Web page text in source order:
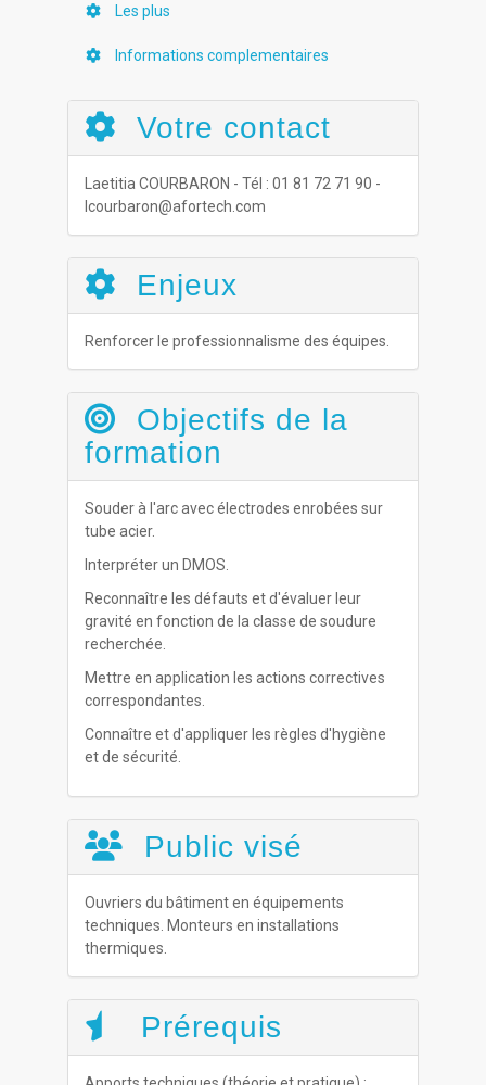
Les plus
Informations complementaires
Votre contact
Laetitia COURBARON - Tél : 01 81 72 71 90 -
lcourbaron@afortech.com
Enjeux
Renforcer le professionnalisme des équipes.
Objectifs de la
formation
Souder à l'arc avec électrodes enrobées sur
tube acier.
Interpréter un DMOS.
Reconnaître les défauts et d'évaluer leur
gravité en fonction de la classe de soudure
recherchée.
Mettre en application les actions correctives
correspondantes.
Connaître et d'appliquer les règles d'hygiène
et de sécurité.
Public visé
Ouvriers du bâtiment en équipements
techniques. Monteurs en installations
thermiques.
Prérequis